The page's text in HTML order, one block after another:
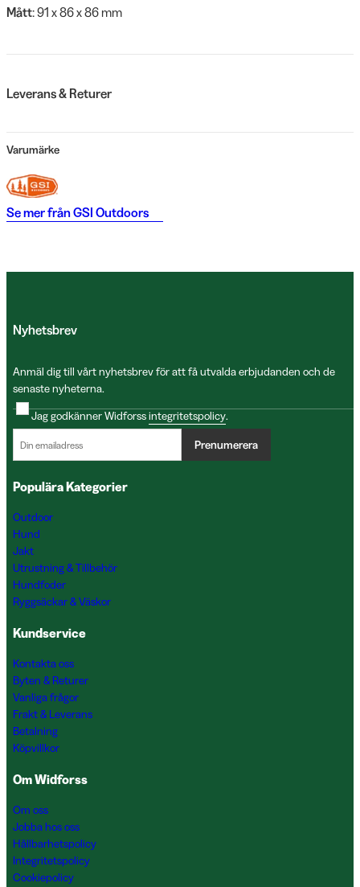
Mått: 91 x 86 x 86 mm
Leverans & Returer
Varumärke
Se mer frånGSI Outdoors
Nyhetsbrev
Anmäl dig till vårt nyhetsbrev för att få utvalda erbjudanden och de
senaste nyheterna.
Jag godkänner Widforssintegritetspolicy.
Prenumerera
Populära Kategorier
Outdoor
Hund
Jakt
Utrustning & Tillbehör
Hundfoder
Ryggsäckar & Väskor
Kundservice
Kontakta oss
Byten & Returer
Vanliga frågor
Frakt & Leverans
Betalning
Köpvillkor
Om Widforss
Om oss
Jobba hos oss
Hållbarhetspolicy
Integritetspolicy
Cookiepolicy